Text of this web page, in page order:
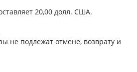
20,00 долл. США.
не подлежат отмене, возврату и